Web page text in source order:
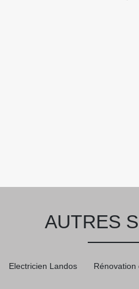
AUTRES
Electricien Landos Rénovation